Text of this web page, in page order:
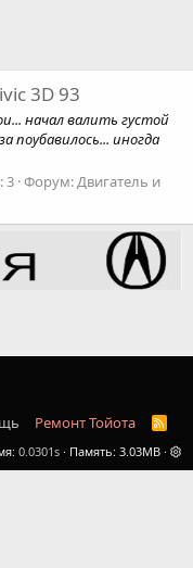
3D 93
начал валить густой
поубавилось... иногда
3 Форум:Двигатель и
Ремонт Тойота
R
S
S
0.0301s Память 3.03MB